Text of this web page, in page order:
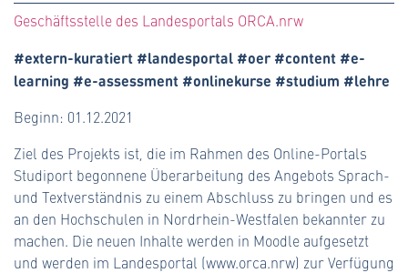
Geschäftsstelle des Landesportals ORCA.nrw
#extern-kuratiert #landesportal #oer #content #e-
learning #e-assessment #onlinekurse #studium #lehre
Beginn: 01.12.2021
Ziel des Projekts ist, die im Rahmen des Online-Portals
Studiport begonnene Überarbeitung des Angebots Sprach-
und Textverständnis zu einem Abschluss zu bringen und es
an den Hochschulen in Nordrhein-Westfalen bekannter zu
machen. Die neuen Inhalte werden in Moodle aufgesetzt
und werden im Landesportal (www.orca.nrw) zur Verfügung